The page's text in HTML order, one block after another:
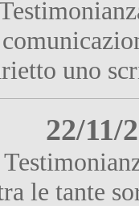
uno
22/11/
le tante